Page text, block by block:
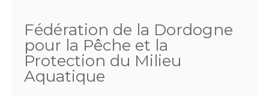
Fédération de la Dordogne
pour la Pêche et la
Protection du Milieu
Aquatique